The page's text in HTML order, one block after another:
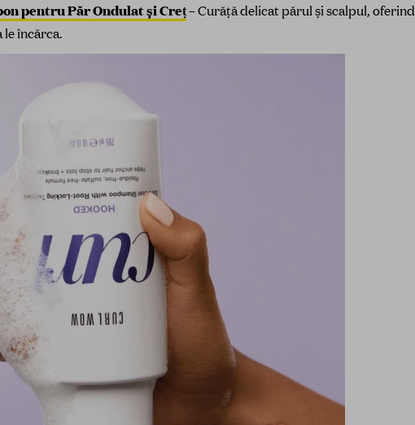
pentru Păr Ondulat și Creț–Curăță delicat părul și scalpul, oferind
încărca.